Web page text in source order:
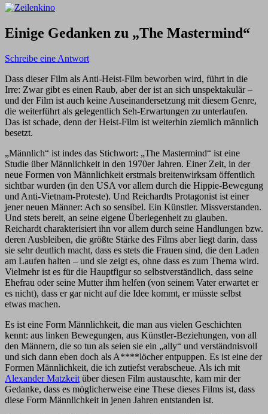
Einige Gedanken zu „The Mastermind“
Schreibe eine Antwort
Dass dieser Film als Anti-Heist-Film beworben wird, führt in die
Irre: Zwar gibt es einen Raub, aber der ist an sich unspektakulär –
und der Film ist auch keine Auseinandersetzung mit diesem Genre,
die weiterführt als gelegentlich Seh-Erwartungen zu unterlaufen.
Das ist schade, denn der Heist-Film ist weiterhin ziemlich männlich
besetzt.
„Männlich“ ist indes das Stichwort: „The Mastermind“ ist eine
Studie über Männlichkeit in den 1970er Jahren. Einer Zeit, in der
neue Formen von Männlichkeit erstmals breitenwirksam öffentlich
sichtbar wurden (in den USA vor allem durch die Hippie-Bewegung
und Anti-Vietnam-Proteste). Und Reichardts Protagonist ist einer
jener neuen Männer: Ach so sensibel. Ein Künstler. Missverstanden.
Und stets bereit, an seine eigene Überlegenheit zu glauben.
Reichardt charakterisiert ihn vor allem durch seine Handlungen bzw.
deren Ausbleiben, die größte Stärke des Films aber liegt darin, dass
sie sehr deutlich macht, dass es stets die Frauen sind, die den Laden
am Laufen halten – und sie zeigt es, ohne dass es zum Thema wird.
Vielmehr ist es für die Hauptfigur so selbstverständlich, dass seine
Ehefrau oder seine Mutter ihm helfen (von seinem Vater erwartet er
es nicht), dass er gar nicht auf die Idee kommt, er müsste selbst
etwas machen.
Es ist eine Form Männlichkeit, die man aus vielen Geschichten
kennt: aus linken Bewegungen, aus Künstler-Beziehungen, von all
den Männern, die so tun als seien sie ein „ally“ und verständnisvoll
und sich dann eben doch als A****löcher entpuppen. Es ist eine der
Formen Männlichkeit, die ich zutiefst verabscheue. Als ich mit
Alexander Matzkeit über diesen Film austauschte, kam mir der
Gedanke, dass es möglicherweise eine These dieses Films ist, dass
diese Form Männlichkeit in jenen Jahren entstanden ist.